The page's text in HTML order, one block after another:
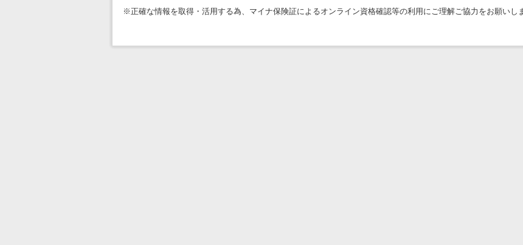
※正確な情報を取得・活用する為、マイナ保険証によるオンライン資格確認等の利用にご理解ご協力をお願いし